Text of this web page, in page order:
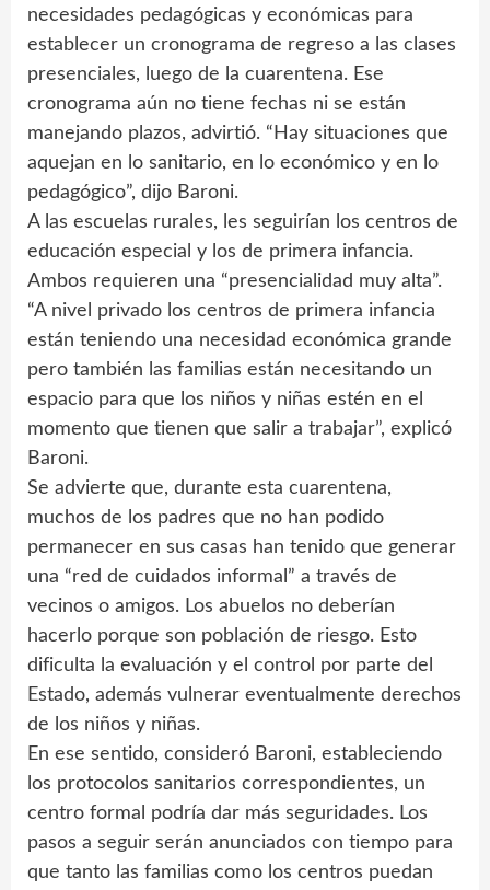
necesidades pedagógicas y económicas para
establecer un cronograma de regreso a las clases
presenciales, luego de la cuarentena. Ese
cronograma aún no tiene fechas ni se están
manejando plazos, advirtió. “Hay situaciones que
aquejan en lo sanitario, en lo económico y en lo
pedagógico”, dijo Baroni.
A las escuelas rurales, les seguirían los centros de
educación especial y los de primera infancia.
Ambos requieren una “presencialidad muy alta”.
“A nivel privado los centros de primera infancia
están teniendo una necesidad económica grande
pero también las familias están necesitando un
espacio para que los niños y niñas estén en el
momento que tienen que salir a trabajar”, explicó
Baroni.
Se advierte que, durante esta cuarentena,
muchos de los padres que no han podido
permanecer en sus casas han tenido que generar
una “red de cuidados informal” a través de
vecinos o amigos. Los abuelos no deberían
hacerlo porque son población de riesgo. Esto
dificulta la evaluación y el control por parte del
Estado, además vulnerar eventualmente derechos
de los niños y niñas.
En ese sentido, consideró Baroni, estableciendo
los protocolos sanitarios correspondientes, un
centro formal podría dar más seguridades. Los
pasos a seguir serán anunciados con tiempo para
que tanto las familias como los centros puedan